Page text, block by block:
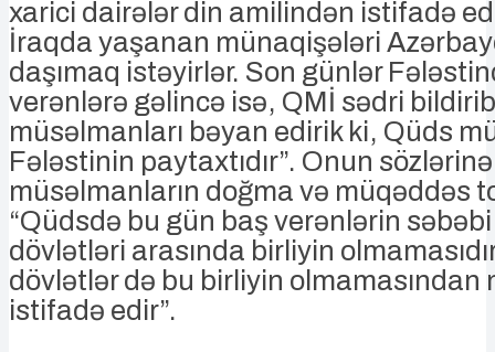
xarici dairələr din amilindən istifadə
İraqda yaşanan münaqişələri
daşımaq istəyirlər. Son günlər
verənlərə gəlincə isə, QMİ sədri
müsəlmanları bəyan edirik ki, Qüds
Fələstinin paytaxtıdır”. Onun
müsəlmanların doğma və müqəddəs
“Qüdsdə bu gün baş verənlərin
dövlətləri arasında birliyin
dövlətlər də bu birliyin olmamasından
istifadə edir”.